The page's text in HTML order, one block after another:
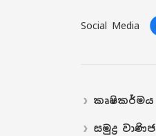
Social Media
කෘෂිකර්මය
සමුද්‍ර වාණිජ